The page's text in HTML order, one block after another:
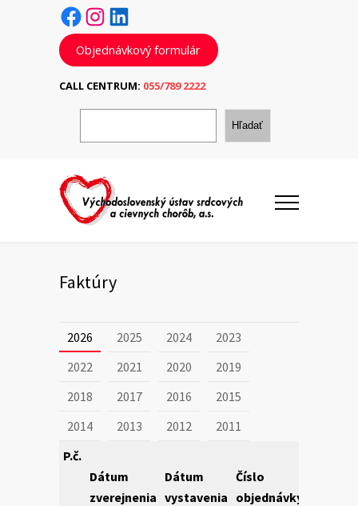
Facebook Instagram LinkedIn
Objednávkový formulár
CALL CENTRUM: 055/789 2222
H
d
Hľadať
Faktúry
2026 2025 2024
2023
2022
2021 2020
2019
2018
2017 2016
2015
2014
2013 2012
2011
P.č.
Dátum
zverejnenia
Dátum
vystavenia
Číslo
objednávky